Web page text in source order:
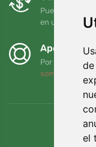
el
Puede
en un plazo de
Apoyamos
Por cada
somos